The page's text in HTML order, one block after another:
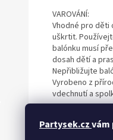
Partysek.czvám
VAROVÁNÍ:
Vhodné pro děti
uškrtit.
balónku musí
dosah dětí a
Nepřibližujte
Vyrobeno z
vdechnutí a